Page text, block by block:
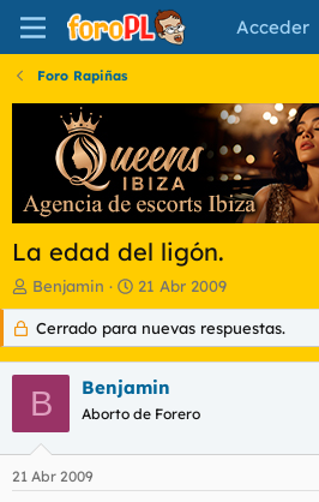
Acceder
Foro Rapiñas
La edad del ligón.
I
n
c
i
a
d
o
r
d
Benjamin
F
e
c
h
d
e
n
21 Abr 2009
Cerrado para nuevas respuestas.
B Benjamin
Aborto de Forero
21 Abr 2009